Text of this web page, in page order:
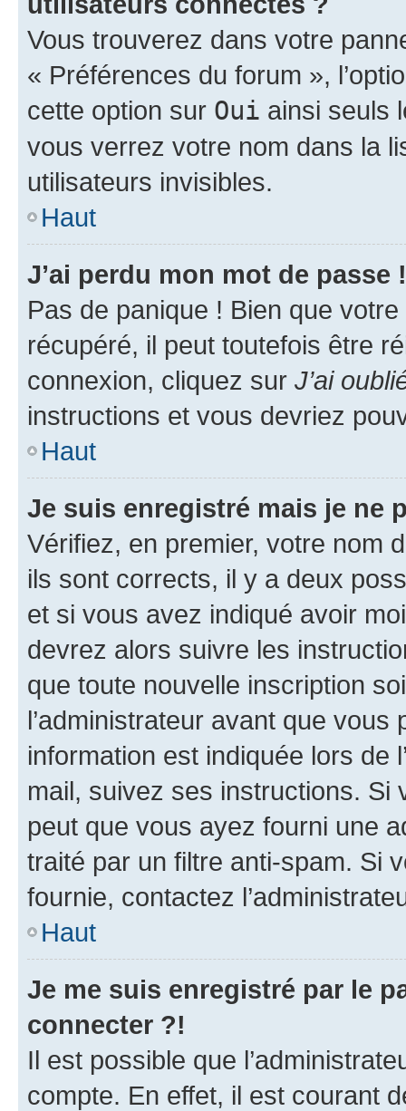
Vous trouverez dans votre
« Préférences du forum »,
cette option sur Oui ainsi seuls
vous verrez votre nom dans la
utilisateurs invisibles.
Haut
J’ai perdu mon mot de passe !
Pas de panique ! Bien que
récupéré, il peut toutefois être
connexion, cliquez sur J’ai
instructions et vous devriez
Haut
Je suis enregistré mais je ne
Vérifiez, en premier, votre nom
ils sont corrects, il y a deux
et si vous avez indiqué avoir
devrez alors suivre les
que toute nouvelle inscription
l’administrateur avant que
information est indiquée lors de
mail, suivez ses instructions. Si
peut que vous ayez fourni une
traité par un filtre anti-spam. Si
fournie, contactez
Haut
Je me suis enregistré par le
connecter ?!
Il est possible que
compte. En effet, il est courant